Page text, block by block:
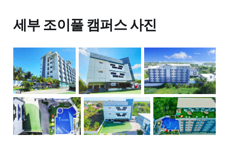
세부 조이풀 캠퍼스 사진